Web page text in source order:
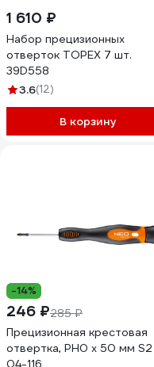
1 610 ₽
Набор прецизионных
отверток TOPEX 7 шт.
39D558
3.6(12)
В корзину
-14%
246 ₽285 ₽
Прецизионная крестовая
отвертка, PH0 x 50 мм S2
04-116